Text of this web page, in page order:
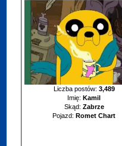
Liczba postów: 3,489
Imię: Kamil
Skąd: Zabrze
Pojazd: Romet Chart